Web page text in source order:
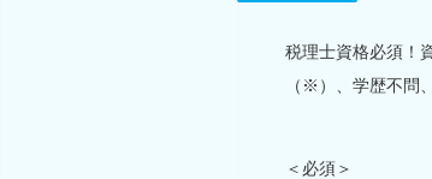
税理士資格必須！
（※）、学歴不問
＜必須＞